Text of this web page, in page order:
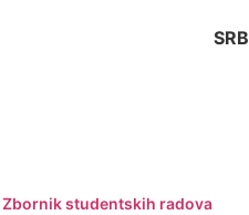
SRB
Zbornik studentskih radova